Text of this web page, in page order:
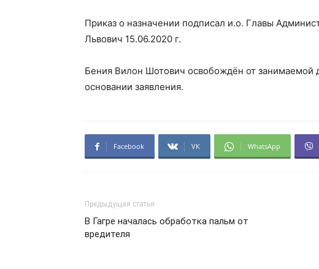
Приказ о назначении подписал и.о. Главы
Львович 15.06.2020 г.
Бения Вилон Шотович освобождён от
основании заявления.
Facebook VK WhatsApp
Предыдущая статья
В Гагре началась обработка пальм от
вредителя